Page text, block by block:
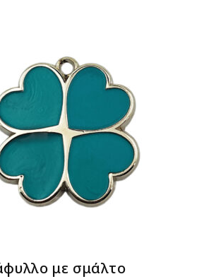
ΔΙΑΒΆΣΤΕ ΠΕΡΙΣΣΌΤΕΡΑ
με σμάλτο